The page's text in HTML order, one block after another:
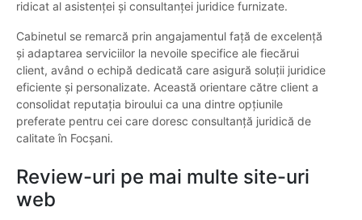
ridicat al asistenței și consultanței juridice furnizate.
Cabinetul se remarcă prin angajamentul față de excelență
și adaptarea serviciilor la nevoile specifice ale fiecărui
client, având o echipă dedicată care asigură soluții juridice
eficiente și personalizate. Această orientare către client a
consolidat reputația biroului ca una dintre opțiunile
preferate pentru cei care doresc consultanță juridică de
calitate în Focșani.
Review-uri pe mai multe site-uri
web